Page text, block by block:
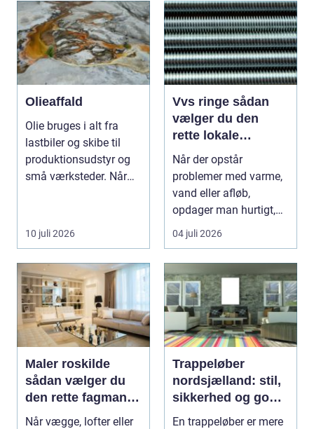
Olieaffald
Olie bruges i alt fra
lastbiler og skibe til
produktionsudstyr og
små værksteder. Når
10 juli 2026
Vvs ringe sådan
vælger du den
rette lokale
installatør
Når der opstår
problemer med varme,
vand eller afløb,
opdager man hurtigt,
hvor afhængig
hverdagen e...
04 juli 2026
Maler roskilde
sådan vælger du
den rette fagmand
til opgaven
Når vægge, lofter eller
Trappeløber
nordsjælland: stil,
sikkerhed og god
akustik i hjemmet
En trappeløber er mere